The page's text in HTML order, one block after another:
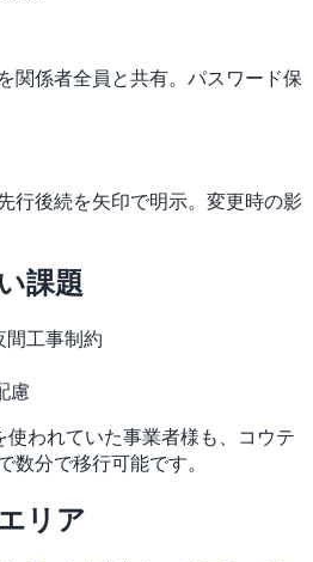
関係者全員と共有。パスワード保
行後続を矢印で明示。変更時の影
課題
間工事制約
慮
われていた事業者様も、コウテ
分で移行可能です。
リア